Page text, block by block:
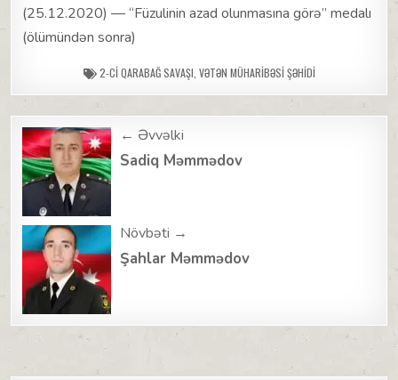
(25.12.2020) — “Füzulinin azad olunmasına görə” medalı
(ölümündən sonra)
2-CI QARABAĞ SAVAŞI VƏTƏN MÜHARIBƏSI ŞƏHIDI
Post
navigation
← Əvvəlki
Sadiq Məmmədov
Növbəti →
Şahlar Məmmədov